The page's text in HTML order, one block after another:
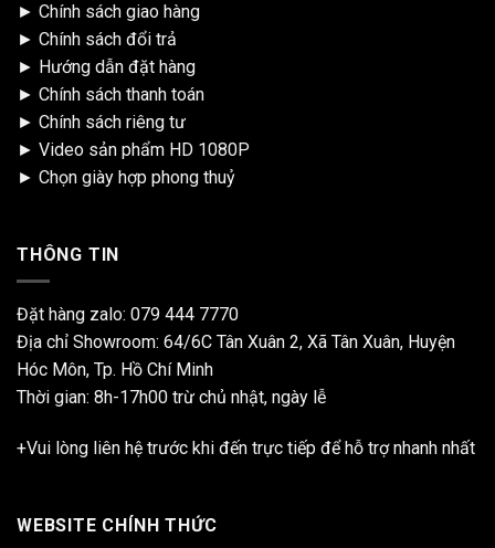
► Chính sách giao hàng
► Chính sách đổi trả
► Hướng dẫn đặt hàng
► Chính sách thanh toán
► Chính sách riêng tư
► Video sản phẩm HD 1080P
► Chọn giày hợp phong thuỷ
THÔNG TIN
Đặt hàng zalo: 079 444 7770
Địa chỉ Showroom: 64/6C Tân Xuân 2, Xã Tân Xuân, Huyện
Hóc Môn, Tp. Hồ Chí Minh
Thời gian: 8h-17h00 trừ chủ nhật, ngày lễ
+Vui lòng liên hệ trước khi đến trực tiếp để hỗ trợ nhanh nhất
WEBSITE CHÍNH THỨC